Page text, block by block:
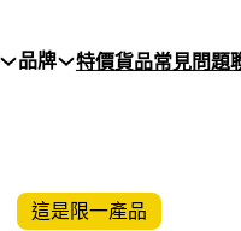
品牌 特價貨品常見問題
這是限一產品